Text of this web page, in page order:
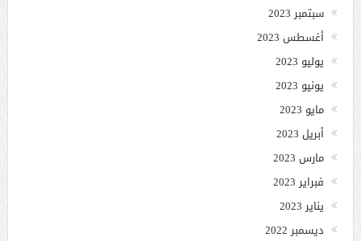
سبتمبر 2023
أغسطس 2023
يوليو 2023
يونيو 2023
مايو 2023
أبريل 2023
مارس 2023
فبراير 2023
يناير 2023
ديسمبر 2022